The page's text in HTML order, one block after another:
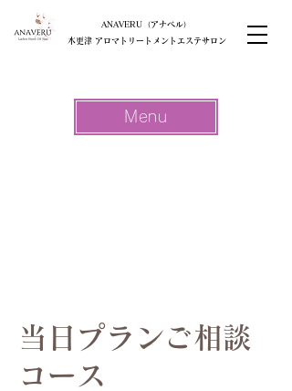
ANAVERU（アナベル）
木更津 アロマトリートメントエステサロン
Menu
当日プランご相談
コース